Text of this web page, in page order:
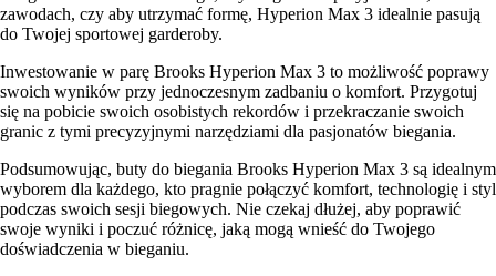
zawodach, czy aby utrzymać formę, Hyperion Max 3 idealnie pasują
do Twojej sportowej garderoby.
Inwestowanie w parę Brooks Hyperion Max 3 to możliwość poprawy
swoich wyników przy jednoczesnym zadbaniu o komfort. Przygotuj
się na pobicie swoich osobistych rekordów i przekraczanie swoich
granic z tymi precyzyjnymi narzędziami dla pasjonatów biegania.
Podsumowując, buty do biegania Brooks Hyperion Max 3 są idealnym
wyborem dla każdego, kto pragnie połączyć komfort, technologię i styl
podczas swoich sesji biegowych. Nie czekaj dłużej, aby poprawić
swoje wyniki i poczuć różnicę, jaką mogą wnieść do Twojego
doświadczenia w bieganiu.